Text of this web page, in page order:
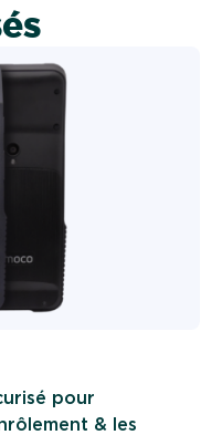
pour
& les